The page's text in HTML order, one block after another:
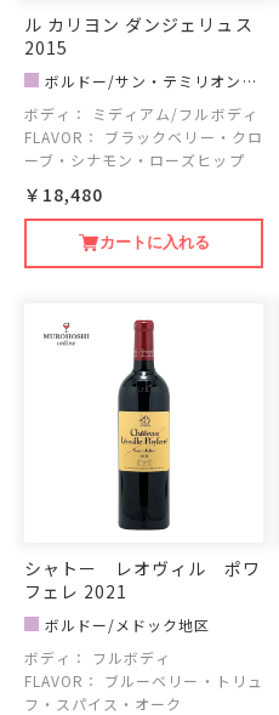
ル カリヨン ダンジェリュス
2015
ボルドー/サン・テミリオン地
区
ボディ：
ミディアム/フルボディ
FLAVOR：
ブラックベリー・クロ
ーブ・シナモン・ローズヒップ
￥18,480
カートに入れる
シャトー レオヴィル ポワ
フェレ 2021
ボルドー/メドック地区
ボディ：
フルボディ
FLAVOR：
ブルーベリー・トリュ
フ・スパイス・オーク